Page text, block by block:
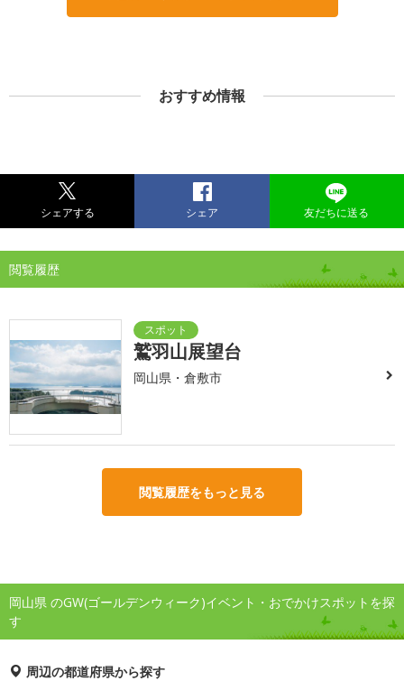
おすすめ情報
シェアする シェア 友だちに送る
閲覧履歴
鷲羽山展望台
岡山県・倉敷市
閲覧履歴をもっと見る
岡山県 のGW(ゴールデンウィーク)イベント・おでかけスポットを探
す
周辺の都道府県から探す